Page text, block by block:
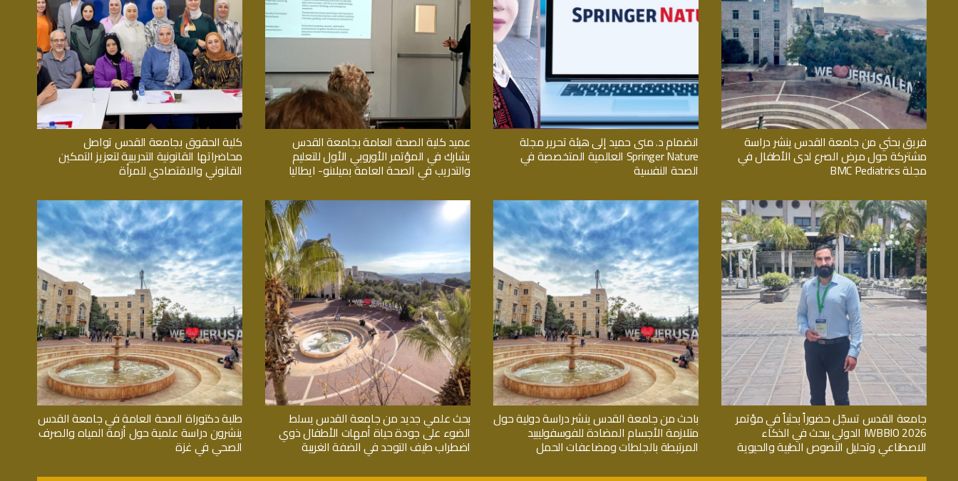
فريق بحثي من جامعة القدس ينشر دراسة
مشتركة حول مرض الصرع لدى الأطفال في
مجلة BMC Pediatrics
انضمام د. منى حميد إلى هيئة تحرير مجلة
Springer Nature العالمية المتخصصة في
الصحة النفسية
عميد كلية الصحة العامة بجامعة القدس
يشارك في المؤتمر الأوروبي الأول للتعليم
والتدريب في الصحة العامة بميلانو- ايطاليا
كلية الحقوق بجامعة القدس تواصل
محاضراتها القانونية التدريبية لتعزيز التمكين
القانوني والاقتصادي للمرأة
جامعة القدس تسجّل حضوراً بحثياً في مؤتمر
IWBBIO 2026 الدولي ببحث في الذكاء
الاصطناعي وتحليل النصوص الطبية والحيوية
باحث من جامعة القدس ينشر دراسة دولية حول
متلازمة الأجسام المضادة للفوسفوليبيد
المرتبطة بالجلطات ومضاعفات الحمل
بحث علمي جديد من جامعة القدس يسلط
الضوء على جودة حياة أمهات الأطفال ذوي
اضطراب طيف التوحد في الضفة الغربية
طلبة دكتوراة الصحة العامة في جامعة القدس
ينشرون دراسة علمية حول أزمة المياه والصرف
الصحي في غزة